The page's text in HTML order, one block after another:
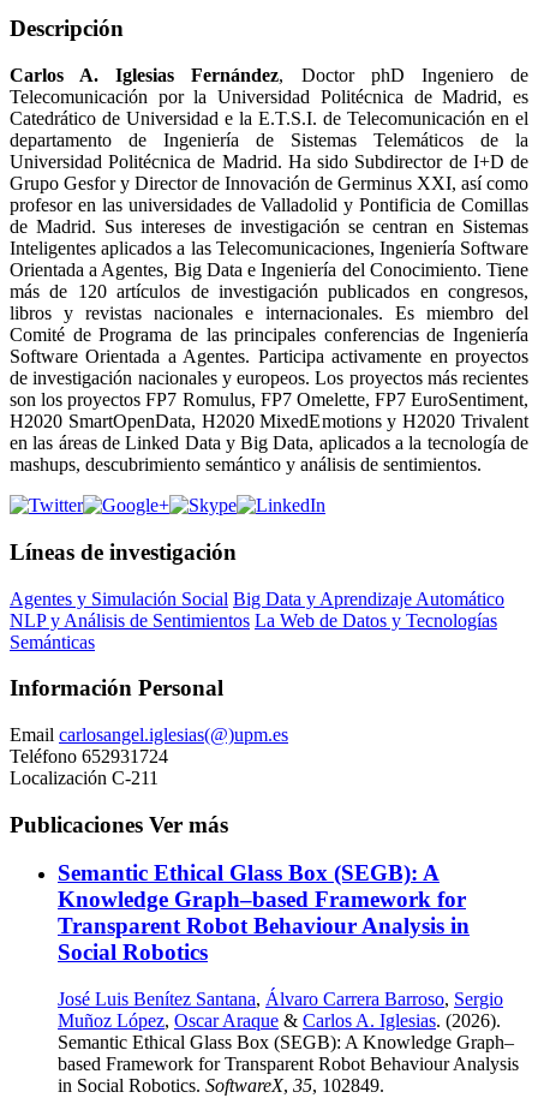
Descripción
Carlos A. Iglesias Fernández, Doctor phD Ingeniero de
Telecomunicación por la Universidad Politécnica de Madrid, es
Catedrático de Universidad e la E.T.S.I. de Telecomunicación en el
departamento de Ingeniería de Sistemas Telemáticos de la
Universidad Politécnica de Madrid. Ha sido Subdirector de I+D de
Grupo Gesfor y Director de Innovación de Germinus XXI, así como
profesor en las universidades de Valladolid y Pontificia de Comillas
de Madrid. Sus intereses de investigación se centran en Sistemas
Inteligentes aplicados a las Telecomunicaciones, Ingeniería Software
Orientada a Agentes, Big Data e Ingeniería del Conocimiento. Tiene
más de 120 artículos de investigación publicados en congresos,
libros y revistas nacionales e internacionales. Es miembro del
Comité de Programa de las principales conferencias de Ingeniería
Software Orientada a Agentes. Participa activamente en proyectos
de investigación nacionales y europeos. Los proyectos más recientes
son los proyectos FP7 Romulus, FP7 Omelette, FP7 EuroSentiment,
H2020 SmartOpenData, H2020 MixedEmotions y H2020 Trivalent
en las áreas de Linked Data y Big Data, aplicados a la tecnología de
mashups, descubrimiento semántico y análisis de sentimientos.
Líneas de investigación
Agentes y Simulación Social Big Data y Aprendizaje Automático
NLP y Análisis de Sentimientos La Web de Datos y Tecnologías
Semánticas
Información Personal
Email carlosangel.iglesias(@)upm.es
Teléfono 652931724
Localización C-211
Publicaciones Ver más
Semantic Ethical Glass Box (SEGB): A
Knowledge Graph–based Framework for
Transparent Robot Behaviour Analysis in
Social Robotics
José Luis Benítez Santana, Álvaro Carrera Barroso, Sergio
Muñoz López, Oscar Araque & Carlos A. Iglesias. (2026).
Semantic Ethical Glass Box (SEGB): A Knowledge Graph–
based Framework for Transparent Robot Behaviour Analysis
in Social Robotics. SoftwareX, 35, 102849.